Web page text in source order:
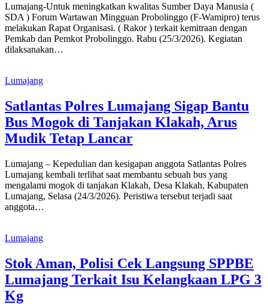
Lumajang-Untuk meningkatkan kwalitas Sumber Daya Manusia (
SDA ) Forum Wartawan Mingguan Probolinggo (F-Wamipro) terus
melakukan Rapat Organisasi. ( Rakor ) terkait kemitraan dengan
Pemkab dan Pemkot Probolinggo. Rabu (25/3/2026). Kegiatan
dilaksanakan…
Lumajang
Satlantas Polres Lumajang Sigap Bantu
Bus Mogok di Tanjakan Klakah, Arus
Mudik Tetap Lancar
Lumajang – Kepedulian dan kesigapan anggota Satlantas Polres
Lumajang kembali terlihat saat membantu sebuah bus yang
mengalami mogok di tanjakan Klakah, Desa Klakah, Kabupaten
Lumajang, Selasa (24/3/2026). Peristiwa tersebut terjadi saat
anggota…
Lumajang
Stok Aman, Polisi Cek Langsung SPPBE
Lumajang Terkait Isu Kelangkaan LPG 3
Kg